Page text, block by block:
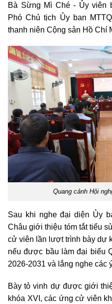
Bà Sừng Mì Ché - Ủy viên
Phó Chủ tịch Ủy ban
thanh niên Cộng sản Hồ Chí
Quang cảnh Hội
Sau khi nghe đại diện Ủy
Châu giới thiệu tóm tắt tiểu
cử viên lần lượt trình bày dự
nếu được bầu làm đại biểu
2026-2031 và lắng nghe các
Bày tỏ vinh dự được giới
khóa XVI, các ứng cử viên